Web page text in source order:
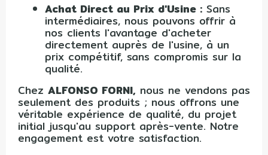
Achat Direct au Prix d'Usine : Sans
intermédiaires, nous pouvons offrir à
nos clients l'avantage d'acheter
directement auprès de l'usine, à un
prix compétitif, sans compromis sur la
qualité.
Chez ALFONSO FORNI, nous ne vendons pas
seulement des produits ; nous offrons une
véritable expérience de qualité, du projet
initial jusqu'au support après-vente. Notre
engagement est votre satisfaction.